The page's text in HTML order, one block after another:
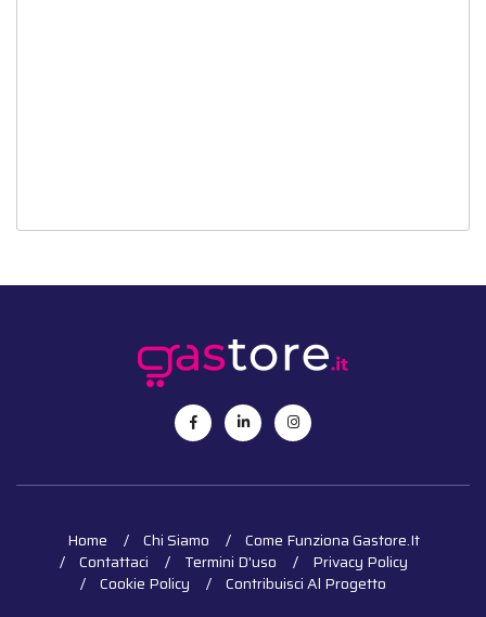
Home Chi Siamo
Come Funziona Gastore.it
Contattaci
Termini D'uso
Privacy Policy
Cookie Policy
Contribuisci Al Progetto